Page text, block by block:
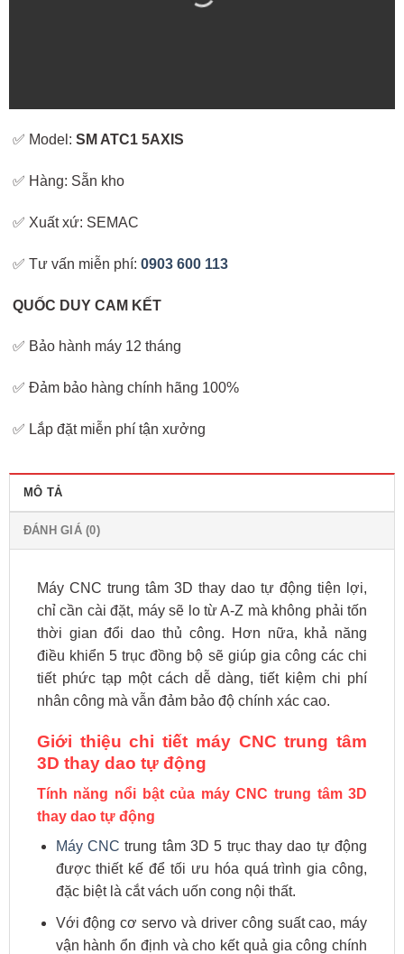
✅ Model:SM ATC1 5AXIS
✅ Hàng: Sẵn kho
✅ Xuất xứ: SEMAC
✅ Tư vấn miễn phí:0903 600 113
QUỐC DUY CAM KẾT
✅ Bảo hành máy 12 tháng
✅ Đảm bảo hàng chính hãng 100%
✅ Lắp đặt miễn phí tận xưởng
MÔ TẢ
ĐÁNH GIÁ (0)
Máy CNC trung tâm 3D thay dao tự động tiện lợi,
chỉ cần cài đặt, máy sẽ lo từ A-Z mà không phải tốn
thời gian đổi dao thủ công. Hơn nữa, khả năng
điều khiển 5 trục đồng bộ sẽ giúp gia công các chi
tiết phức tạp một cách dễ dàng, tiết kiệm chi phí
nhân công mà vẫn đảm bảo độ chính xác cao.
Giới thiệu chi tiết máy CNC trung tâm
3D thay dao tự động
Tính năng nổi bật của máy CNC trung tâm 3D
thay dao tự động
Máy CNC trung tâm 3D 5 trục thay dao tự động
được thiết kế để tối ưu hóa quá trình gia công,
đặc biệt là cắt vách uốn cong nội thất.
Với động cơ servo và driver công suất cao, máy
vận hành ổn định và cho kết quả gia công chính